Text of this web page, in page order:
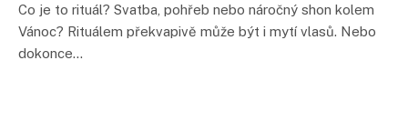
Co je to rituál? Svatba, pohřeb nebo náročný shon kolem
Vánoc? Rituálem překvapivě může být i mytí vlasů. Nebo
dokonce…